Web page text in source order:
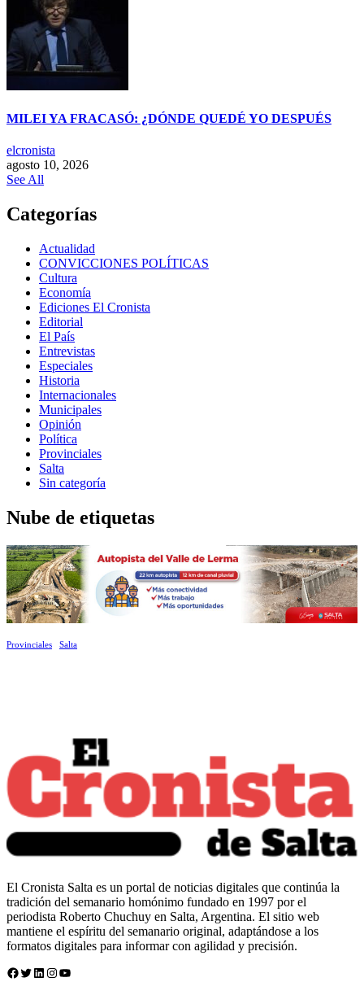
MILEI YA FRACASÓ: ¿DÓNDE QUEDÉ YO DESPUÉS
elcronista
agosto 10, 2026
See All
Categorías
Actualidad
CONVICCIONES POLÍTICAS
Cultura
Economía
Ediciones El Cronista
Editorial
El País
Entrevistas
Especiales
Historia
Internacionales
Municipales
Opinión
Política
Provinciales
Salta
Sin categoría
Nube de etiquetas
Provinciales Salta
El Cronista Salta es un portal de noticias digitales que continúa la
tradición del semanario homónimo fundado en 1997 por el
periodista Roberto Chuchuy en Salta, Argentina. El sitio web
mantiene el espíritu del semanario original, adaptándose a los
formatos digitales para informar con agilidad y precisión.
Facebook
Twitter
LinkedIn
Instagram
YouTube